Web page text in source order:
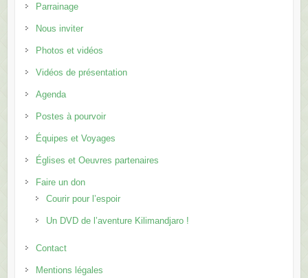
Parrainage
Nous inviter
Photos et vidéos
Vidéos de présentation
Agenda
Postes à pourvoir
Équipes et Voyages
Églises et Oeuvres partenaires
Faire un don
Courir pour l’espoir
Un DVD de l’aventure Kilimandjaro !
Contact
Mentions légales